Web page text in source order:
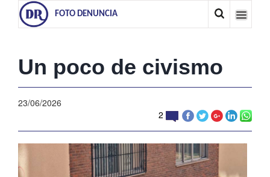
FOTO DENUNCIA
Un poco de civismo
23/06/2026
2